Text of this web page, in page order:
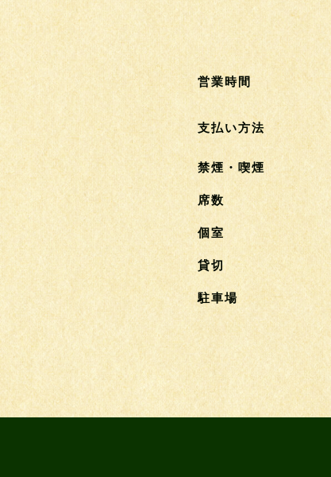
営業時間
支払い方法
禁煙・喫煙
席数
個室
貸切
駐車場